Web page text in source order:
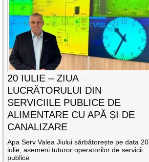
20 IULIE – ZIUA
LUCRĂTORULUI DIN
SERVICIILE PUBLICE DE
ALIMENTARE CU APĂ ȘI DE
CANALIZARE
Apa Serv Valea Jiului sărbătorește pe data 20
iulie, asemeni tuturor operatorilor de servicii
publice